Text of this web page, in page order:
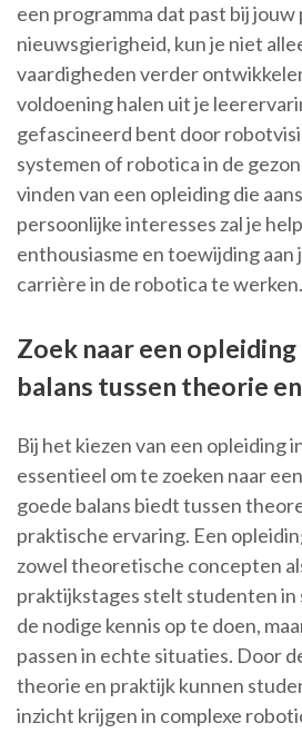
een programma dat past bij jouw
nieuwsgierigheid, kun je niet
vaardigheden verder
voldoening halen uit je
gefascineerd bent door
systemen of robotica in de
vinden van een opleiding die
persoonlijke interesses zal je
enthousiasme en toewijding aan
carrière in de robotica te werken.
Zoek naar een
balans tussen theorie
Bij het kiezen van een opleiding
essentieel om te zoeken naar
goede balans biedt tussen
praktische ervaring. Een
zowel theoretische concepten
praktijkstages stelt studenten in
de nodige kennis op te doen,
passen in echte situaties. Door
theorie en praktijk kunnen
inzicht krijgen in complexe